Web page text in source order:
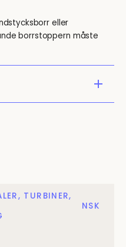
eller
borrstoppern måste
TURBINER,
NSK